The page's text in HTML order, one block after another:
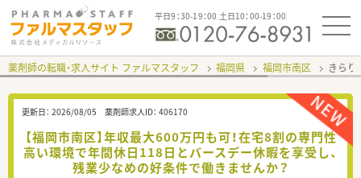
平日9：30-19：00 土日10：00-19：00
薬剤師の転職・求人サイト ファルマスタッフ 福岡県 福岡市南区 きら
更新日： 2026/08/05 薬剤師求人ID： 406170
【福岡市南区】年収最大600万円も可！在宅8割の専門性
高い環境で年間休日118日とバースデー休暇を享受し、
残業少なめの好条件で働きませんか？